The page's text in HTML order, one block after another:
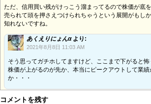
ただ、信用買い残がけっこう溜まってるので株価が底
売られて頭を押さえつけられちゃうという展開がもし
知れないですね。
あくえりにょんα より:
2021年8月8日 11:03 AM
そう思ってガチホしてますけど、ここまで下がると怖
株価が上がるのが先か、本当にピークアウトして業
か・・・
コメントを残す